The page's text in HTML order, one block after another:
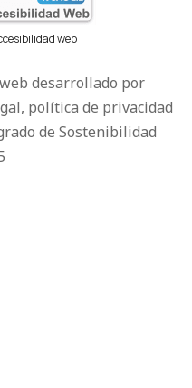
web
desarrollado por
política de privacidad
de Sostenibilidad